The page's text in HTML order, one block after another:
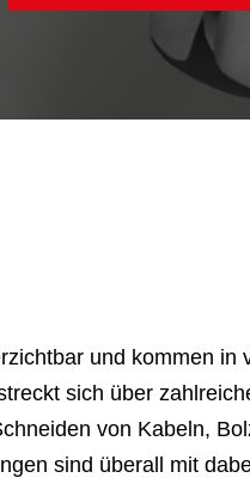
und kommen in
sich über
von Kabeln,
sind überall mit